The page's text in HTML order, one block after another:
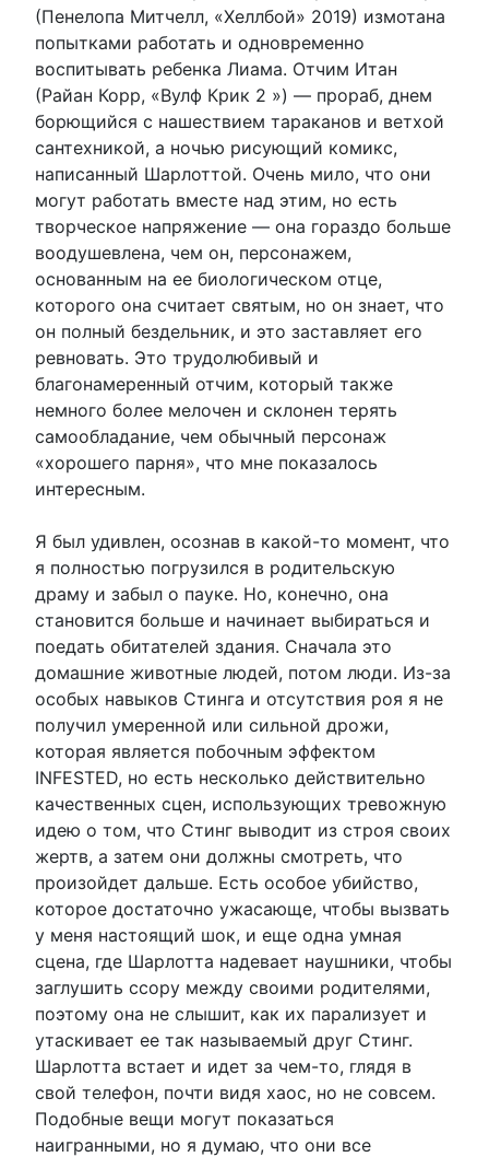
(Пенелопа Митчелл, «Хеллбой» 2019) измотана
попытками работать и одновременно
воспитывать ребенка Лиама. Отчим Итан
(Райан Корр, «Вулф Крик 2 ») — прораб, днем ​​
борющийся с нашествием тараканов и ветхой
сантехникой, а ночью рисующий комикс,
написанный Шарлоттой. Очень мило, что они
могут работать вместе над этим, но есть
творческое напряжение — она гораздо больше
воодушевлена, чем он, персонажем,
основанным на ее биологическом отце,
которого она считает святым, но он знает, что
он полный бездельник, и это заставляет его
ревновать. Это трудолюбивый и
благонамеренный отчим, который также
немного более мелочен и склонен терять
самообладание, чем обычный персонаж
«хорошего парня», что мне показалось
интересным.
Я был удивлен, осознав в какой-то момент, что
я полностью погрузился в родительскую
драму и забыл о пауке. Но, конечно, она
становится больше и начинает выбираться и
поедать обитателей здания. Сначала это
домашние животные людей, потом люди. Из-за
особых навыков Стинга и отсутствия роя я не
получил умеренной или сильной дрожи,
которая является побочным эффектом
INFESTED, но есть несколько действительно
качественных сцен, использующих тревожную
идею о том, что Стинг выводит из строя своих
жертв, а затем они должны смотреть, что
произойдет дальше. Есть особое убийство,
которое достаточно ужасающе, чтобы вызвать
у меня настоящий шок, и еще одна умная
сцена, где Шарлотта надевает наушники, чтобы
заглушить ссору между своими родителями,
поэтому она не слышит, как их парализует и
утаскивает ее так называемый друг Стинг.
Шарлотта встает и идет за чем-то, глядя в
свой телефон, почти видя хаос, но не совсем.
Подобные вещи могут показаться
наигранными, но я думаю, что они все